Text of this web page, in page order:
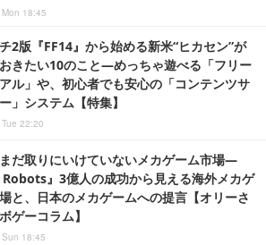
18:45
2版『FF14』から始める新米“ヒカセン”が
きたい10のこと―めっちゃ遊べる「フリー
ル」や、初心者でも安心の「コンテンツサ
」システム【特集】
22:20
だ取りにいけていないメカゲーム市場―
Robots』3億人の成功から見える海外メカゲ
と、日本のメカゲームへの提言【オリーさ
ゲーコラム】
18:45